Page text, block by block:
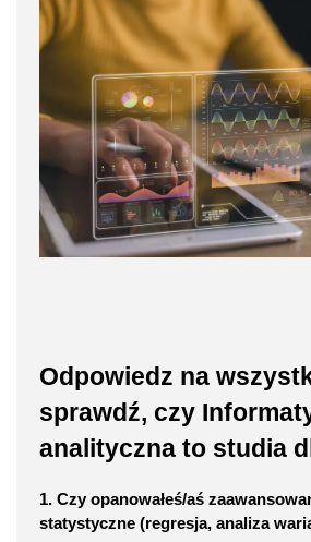
Odpowiedz na
sprawdź, czy
analityczna to studia
1. Czy opanowałeś/aś
statystyczne (regresja, analiza